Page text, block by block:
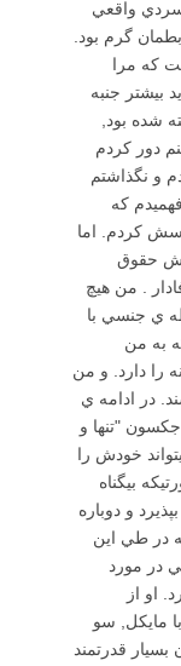
واقعي
گرم بود.
كه مرا
بيشتر جنبه
شده بود,
دور كردم
و نگذاشتم
كه
كردم. اما
حقوق
. من هيچ
ي جنسي با
به من
را دارد. و من
در ادامه ي
"تنها و
خودش را
بيگناه
و دوباره
در طي اين
در مورد
او از
مايكل, سو
قدرتمند